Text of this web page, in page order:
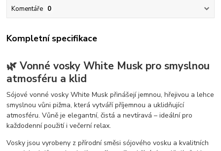
Komentáře 0
Kompletní specifikace
🌿 Vonné vosky White Musk pro smyslnou
atmosféru a klid
Sójové vonné vosky White Musk přinášejí jemnou, hřejivou a lehce
smyslnou vůni pižma, která vytváří příjemnou a uklidňující
atmosféru. Vůně je elegantní, čistá a nevtíravá – ideální pro
každodenní použití i večerní relax.
Vosky jsou vyrobeny z přírodní směsi sójového vosku a kvalitních